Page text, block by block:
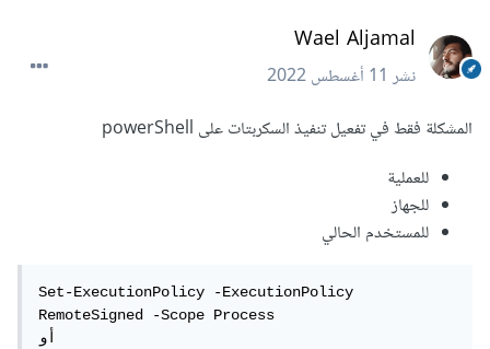
Wael Aljamal
نشر11 أغسطس 2022
المشكلة فقط في تفعيل تنفيذ السكربتات على powerShell
للعملية
للجهاز
للمستخدم الحالي
Set-ExecutionPolicy -ExecutionPolicy
RemoteSigned -Scope Process
أو